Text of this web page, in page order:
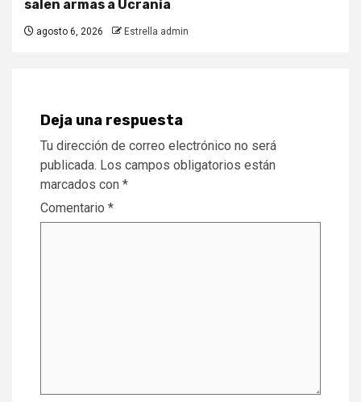
salen armas a Ucrania
agosto 6, 2026 Estrella admin
Deja una respuesta
Tu dirección de correo electrónico no será
publicada. Los campos obligatorios están
marcados con *
Comentario *